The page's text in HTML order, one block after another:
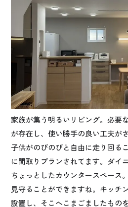
家族が集う明るいリビング。必要
が存在し、使い勝手の良い工夫が
子供がのびのびと自由に走り回る
に間取りプランされてます。ダイ
ちょっとしたカウンタースペース
見守ることができますね。キッチ
設置し、そこへこまごましたもの